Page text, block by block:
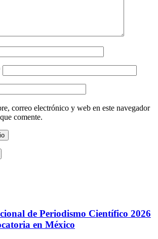
correo electrónico y web en este navegador
comente.
de Periodismo Científico 2026
en México